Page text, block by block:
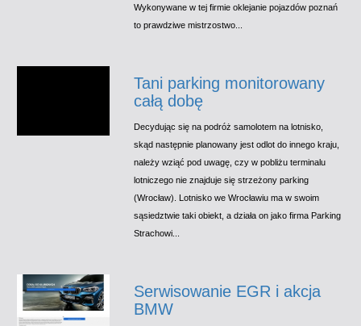
Wykonywane w tej firmie oklejanie pojazdów poznań
to prawdziwe mistrzostwo...
Tani parking monitorowany
całą dobę
Decydując się na podróż samolotem na lotnisko,
skąd następnie planowany jest odlot do innego kraju,
należy wziąć pod uwagę, czy w pobliżu terminalu
lotniczego nie znajduje się strzeżony parking
(Wrocław). Lotnisko we Wrocławiu ma w swoim
sąsiedztwie taki obiekt, a działa on jako firma Parking
Strachowi...
Serwisowanie EGR i akcja
BMW